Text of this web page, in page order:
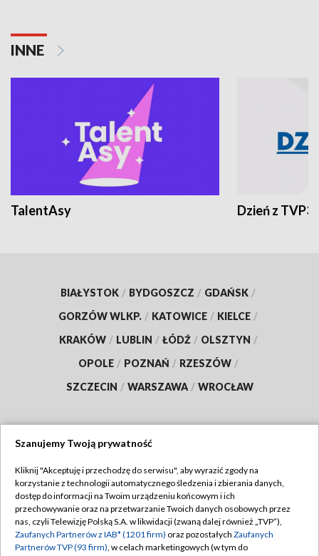
INNE
TalentAsy Dzień z TVP3
BIAŁYSTOK / BYDGOSZCZ / GDAŃSK /
GORZÓW WLKP. / KATOWICE / KIELCE /
KRAKÓW / LUBLIN / ŁÓDŹ / OLSZTYN /
OPOLE / POZNAŃ / RZESZÓW /
SZCZECIN / WARSZAWA / WROCŁAW
TVP
Abonament TVP
Emisja w TVP
Regulamin TVP
Polityka prywatności
Szanujemy Twoją prywatność
Kliknij "Akceptuję i przechodzę do serwisu", aby wyrazić zgody na
korzystanie z technologii automatycznego śledzenia i zbierania danych,
dostęp do informacji na Twoim urządzeniu końcowym i ich
przechowywanie oraz na przetwarzanie Twoich danych osobowych przez
nas, czyli Telewizję Polską S.A. w likwidacji (zwaną dalej również „TVP”),
Zaufanych Partnerów z IAB* (1201 firm) oraz pozostałych Zaufanych
Partnerów TVP (93 firm), w celach marketingowych (w tym do